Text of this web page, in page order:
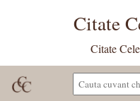
Citate
Citate